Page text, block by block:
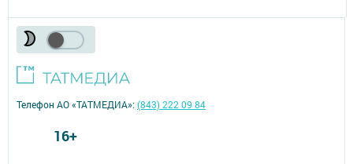
Телефон АО «ТАТМЕДИА»:(843) 222 09 84
16+